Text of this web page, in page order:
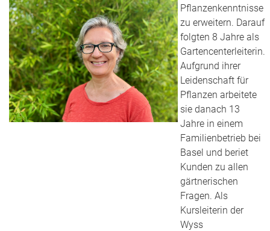
Pflanzenkenntnisse
zu erweitern. Darauf
folgten 8 Jahre als
Gartencenterleiterin.
Aufgrund ihrer
Leidenschaft für
Pflanzen arbeitete
sie danach 13
Jahre in einem
Familienbetrieb bei
Basel und beriet
Kunden zu allen
gärtnerischen
Fragen. Als
Kursleiterin der
Wyss